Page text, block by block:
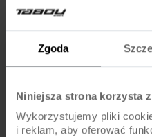
Zgoda
Niniejsza strona korzysta
Wykorzystujemy pliki
i reklam, aby oferować
KOMPONENTY
Dźwignie hamulca